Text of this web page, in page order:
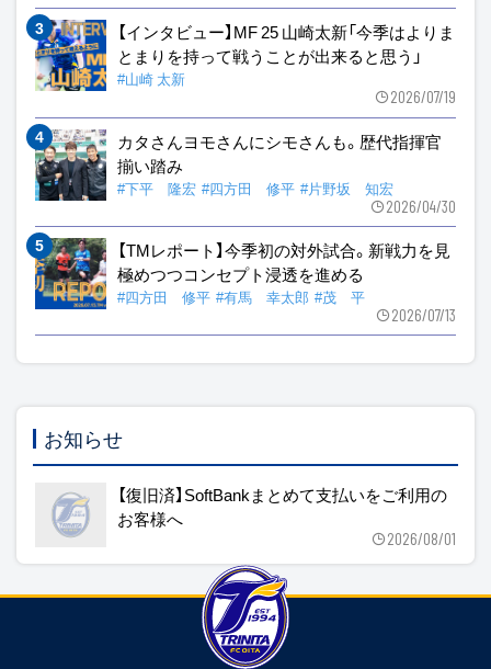
【インタビュー】MF 25 山崎太新「今季はよりま
とまりを持って戦うことが出来ると思う」
#山崎 太新
2026/07/19
カタさんヨモさんにシモさんも。歴代指揮官
揃い踏み
#下平 隆宏 #四方田 修平 #片野坂 知宏
2026/04/30
【TMレポート】今季初の対外試合。新戦力を見
極めつつコンセプト浸透を進める
#四方田 修平 #有馬 幸太郎 #茂 平
2026/07/13
お知らせ
【復旧済】SoftBankまとめて支払いをご利用の
お客様へ
2026/08/01